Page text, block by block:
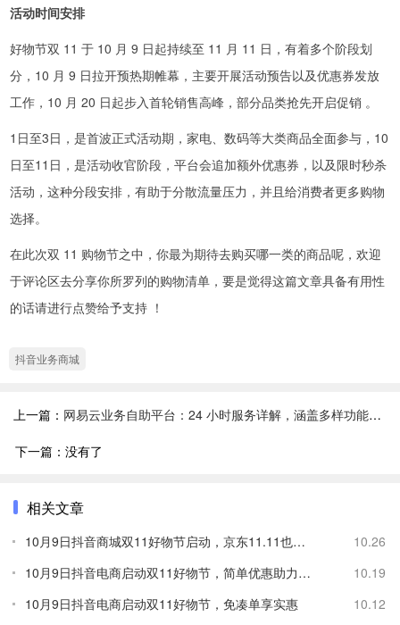
活动时间安排
好物节双 11 于 10 月 9 日起持续至 11 月 11 日，有着多个阶段划
分，10 月 9 日拉开预热期帷幕，主要开展活动预告以及优惠券发放
工作，10 月 20 日起步入首轮销售高峰，部分品类抢先开启促销 。
1日至3日，是首波正式活动期，家电、数码等大类商品全面参与，10
日至11日，是活动收官阶段，平台会追加额外优惠券，以及限时秒杀
活动，这种分段安排，有助于分散流量压力，并且给消费者更多购物
选择。
在此次双 11 购物节之中，你最为期待去购买哪一类的商品呢，欢迎
于评论区去分享你所罗列的购物清单，要是觉得这篇文章具备有用性
的话请进行点赞给予支持 ！
抖音业务商城
上一篇： 网易云业务自助平台：24 小时服务详解，涵盖多样功能与便捷自助
下一篇：没有了
相关文章
10月9日抖音商城双11好物节启动，京东11.11也开启
10.26
10月9日抖音电商启动双11好物节，简单优惠助力商家
10.19
10月9日抖音电商启动双11好物节，免凑单享实惠
10.12